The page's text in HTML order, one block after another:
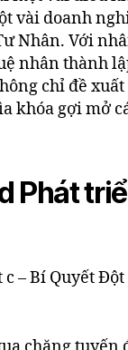
vài doanh
Nhân. Với
nhân thành
chỉ đề
khóa gợi mở
Phát